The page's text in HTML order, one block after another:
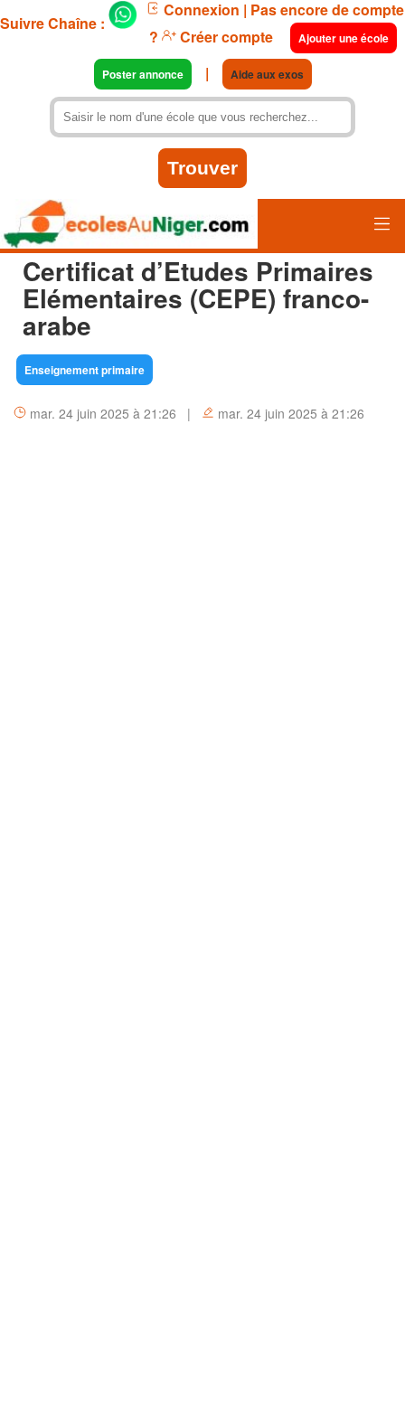
Suivre Chaîne :
Connexion | Pas encore de compte
?
Créer compte Ajouter une école
Poster annonce | Aide aux exos
Certificat d’Etudes Primaires
Elémentaires (CEPE) franco-
arabe
Enseignement primaire
mar. 24 juin 2025 à 21:26 | mar. 24 juin 2025 à 21:26